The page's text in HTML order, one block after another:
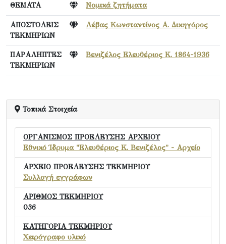
ΘΕΜΑΤΑ Νομικά ζητήματα
ΑΠΟΣΤΟΛΕΙΣ
ΤΕΚΜΗΡΙΩΝ
Λέβας Κωνσταντίνος Α. Δικηγόρος
ΠΑΡΑΛΗΠΤΕΣ
ΤΕΚΜΗΡΙΩΝ
Βενιζέλος Ελευθέριος Κ. 1864-1936
Τοπικά Στοιχεία
ΟΡΓΑΝΙΣΜΟΣ ΠΡΟΕΛΕΥΣΗΣ ΑΡΧΕΙΟΥ
Εθνικό Ίδρυμα "Ελευθέριος Κ. Βενιζέλος" - Αρχείο
ΑΡΧΕΙΟ ΠΡΟΕΛΕΥΣΗΣ ΤΕΚΜΗΡΙΟΥ
Συλλογή εγγράφων
ΑΡΙΘΜΟΣ ΤΕΚΜΗΡΙΟΥ
036
ΚΑΤΗΓΟΡΙΑ ΤΕΚΜΗΡΙΟΥ
Χειρόγραφο υλικό